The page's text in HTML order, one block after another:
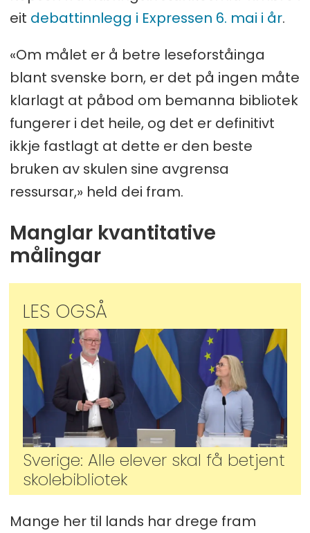
eit debattinnlegg i Expressen 6. mai i år.
«Om målet er å betre leseforståinga
blant svenske born, er det på ingen måte
klarlagt at påbod om bemanna bibliotek
fungerer i det heile, og det er definitivt
ikkje fastlagt at dette er den beste
bruken av skulen sine avgrensa
ressursar,» held dei fram.
Manglar kvantitative
målingar
LES OGSÅ
Sverige: Alle elever skal få betjent
skolebibliotek
Mange her til lands har drege fram